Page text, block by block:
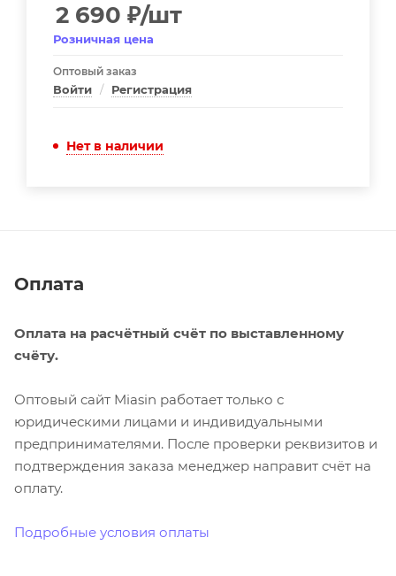
2 690 ₽/шт
Розничная цена
Оптовый заказ
Войти / Регистрация
Нет в наличии
Оплата
Оплата на расчётный счёт по выставленному
счёту.
Оптовый сайт Miasin работает только с
юридическими лицами и индивидуальными
предпринимателями. После проверки реквизитов и
подтверждения заказа менеджер направит счёт на
оплату.
Подробные условия оплаты